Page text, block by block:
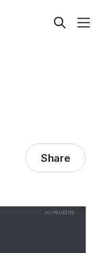
Share